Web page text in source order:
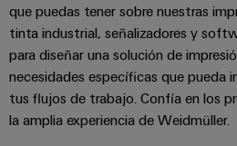
que puedas tener sobre nuestras
tinta industrial, señalizadores y
para diseñar una solución de
necesidades específicas que pueda
tus flujos de trabajo. Confía en los
la amplia experiencia de Weidmüller.